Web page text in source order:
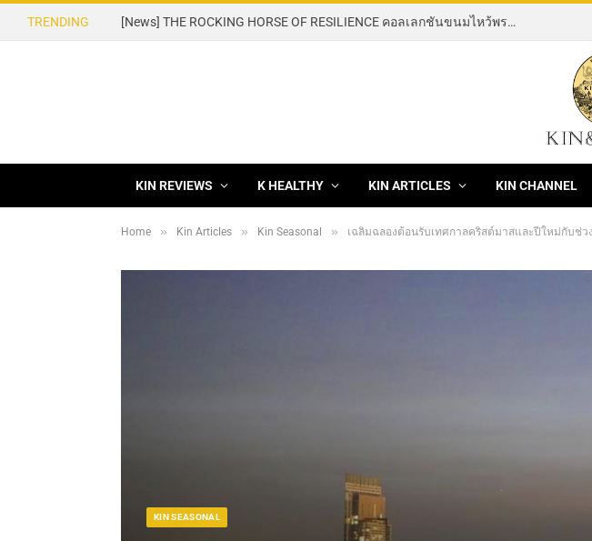
TRENDING [News] THE ROCKING HORSE OF RESILIENCE คอลเลกชันขนมไหว้พระจันทร์ mooncake ประจำปี 2569 จากBanyan Tree Bangkok 1 สิงหาคม – 25 กันยายน 2569
KIN REVIEWS K HEALTHY KIN ARTICLES KIN CHANNEL
Home » Kin Articles » Kin Seasonal » เฉลิมฉลองต้อนรับเทศกาลคริสต์มาสและปีใหม่กับช่ว
KIN SEASONAL